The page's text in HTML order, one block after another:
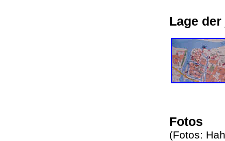
Lage
Fotos
(Fotos: